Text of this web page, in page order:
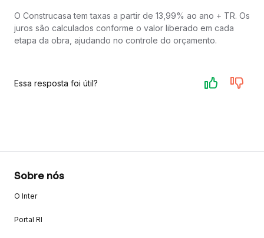
O Construcasa tem taxas a partir de 13,99% ao ano + TR. Os
juros são calculados conforme o valor liberado em cada
etapa da obra, ajudando no controle do orçamento.
Essa resposta foi útil?
Sobre nós
O Inter
Portal RI